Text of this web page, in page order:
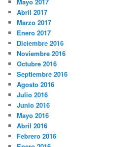
Abril 2017
Marzo 2017
Enero 2017
Diciembre 2016
Noviembre 2016
Octubre 2016
Septiembre 2016
Agosto 2016
Julio 2016
Junio 2016
Mayo 2016
Abril 2016
Febrero 2016